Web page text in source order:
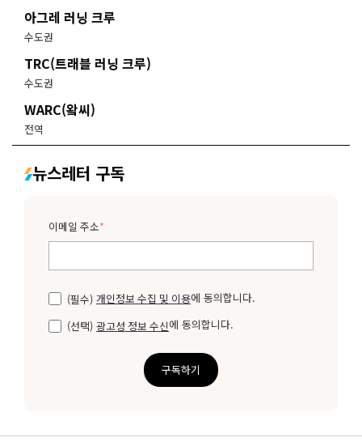
아그레 러닝 크루
수도권
TRC(트래블 러닝 크루)
수도권
WARC(왘씨)
전역
뉴스레터 구독
이메일 주소*
(필수) 개인정보 수집 및 이용에 동의합니다.
(선택) 광고성 정보 수신에 동의합니다.
구독하기